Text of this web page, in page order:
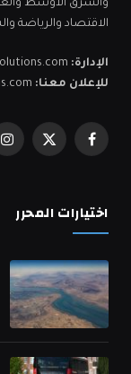
الاقتصاد والرياضة
الإدارة:
للإعلان معنا:
فيسبوكX
اختيارات المحرر